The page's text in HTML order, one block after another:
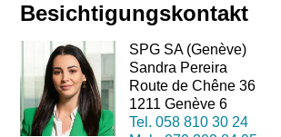
Besichtigungskontakt
SPG SA (Genève)
Sandra Pereira
Route de Chêne 36
1211 Genève 6
Tel. 058 810 30 24